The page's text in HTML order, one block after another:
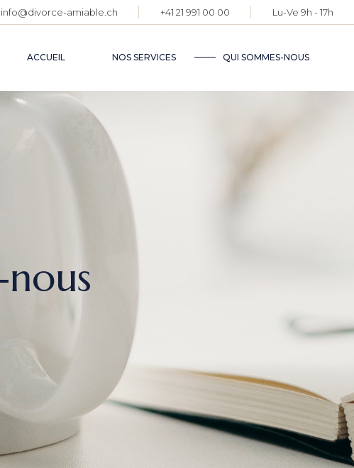
info@divorce-amiable.ch +41 21 991 00 00 Lu-Ve 9h - 17h
ACCUEIL NOS SERVICES QUI SOMMES-NOUS
CONNAISSANCES